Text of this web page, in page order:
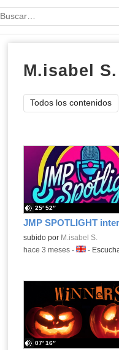
Palabra o frase:
M.isabel S.
Todos los contenidos
Contenido educativo.
subido por M.isabel S.
25′ 52″
-hace 3 meses- Idioma:
-
07′ 16″